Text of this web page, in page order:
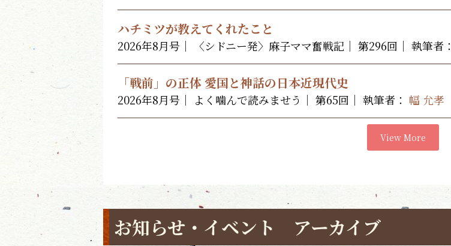
ハチミツが教えてくれたこと
2026年8月号｜ 〈シドニー発〉麻子ママ奮戦記｜ 第296回｜ 執筆者：
「戦前」の正体 愛国と神話の日本近現代史
2026年8月号｜ よく噛んで読みませう｜ 第65回｜ 執筆者： 幅 允孝
View More
お知らせ・イベント アーカイブ